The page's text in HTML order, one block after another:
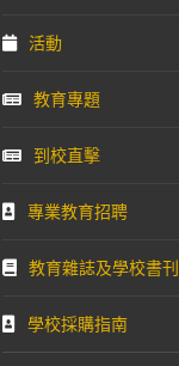
活動
教育專題
到校直擊
專業教育招聘
教育雜誌及學校書刊
學校採購指南